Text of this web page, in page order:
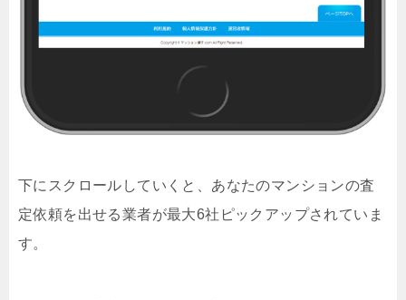
下にスクロールしていくと、あなたのマンションの査
定依頼を出せる業者が最大6社ピックアップされていま
す。